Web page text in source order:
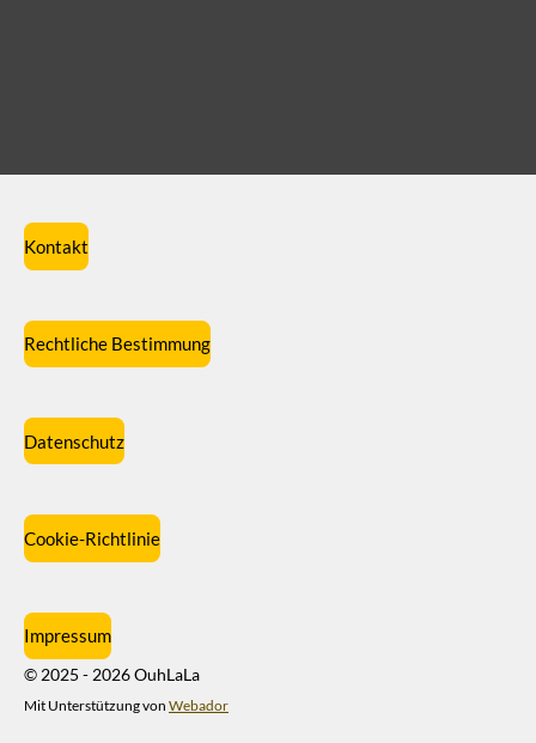
Kontakt
Rechtliche Bestimmung
Datenschutz
Cookie-Richtlinie
Impressum
© 2025 - 2026 OuhLaLa
Mit Unterstützung von Webador